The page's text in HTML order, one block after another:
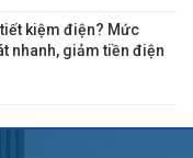
kiệm điện? Mức
nhanh, giảm tiền điện